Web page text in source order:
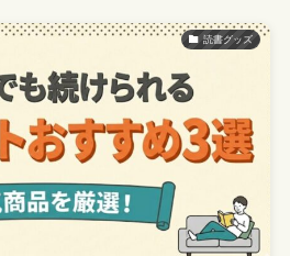
読書グッズ